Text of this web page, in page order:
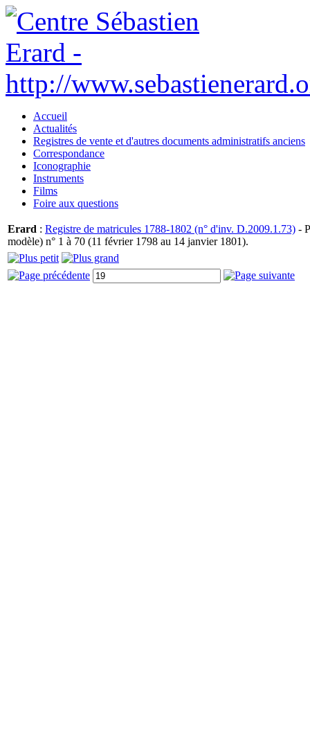
Accueil
Actualités
Registres de vente et d'autres documents administratifs anciens
Correspondance
Iconographie
Instruments
Films
Foire aux questions
Erard : Registre de matricules 1788-1802 (n° d'inv. D.2009.1.73) -
modèle) n° 1 à 70 (11 février 1798 au 14 janvier 1801).